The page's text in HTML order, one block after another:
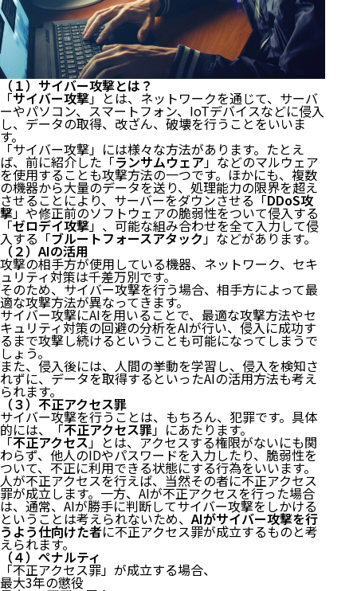
（１）サイバー攻撃とは？
「サイバー攻撃」とは、ネットワークを通じて、サーバ
ーやパソコン、スマートフォン、IoTデバイスなどに侵入
し、データの取得、改ざん、破壊を行うことをいいま
す。
「サイバー攻撃」には様々な方法があります。たとえ
ば、前に紹介した「ランサムウェア」などのマルウェア
を使用することも攻撃方法の一つです。ほかにも、複数
の機器から大量のデータを送り、処理能力の限界を超え
させることにより、サーバーをダウンさせる「DDoS攻
撃」や修正前のソフトウェアの脆弱性をついて侵入する
「ゼロデイ攻撃」、可能な組み合わせを全て入力して侵
入する「ブルートフォースアタック」などがあります。
（２）AIの活用
攻撃の相手方が使用している機器、ネットワーク、セキ
ュリティ対策は千差万別です。
そのため、サイバー攻撃を行う場合、相手方によって最
適な攻撃方法が異なってきます。
サイバー攻撃にAIを用いることで、最適な攻撃方法やセ
キュリティ対策の回避の分析をAIが行い、侵入に成功す
るまで攻撃し続けるということも可能になってしまうで
しょう。
また、侵入後には、人間の挙動を学習し、侵入を検知さ
れずに、データを取得するといったAIの活用方法も考え
られます。
（３）不正アクセス罪
サイバー攻撃を行うことは、もちろん、犯罪です。具体
的には、「不正アクセス罪」にあたります。
「不正アクセス」とは、アクセスする権限がないにも関
わらず、他人のIDやパスワードを入力したり、脆弱性を
ついて、不正に利用できる状態にする行為をいいます。
人が不正アクセスを行えば、当然その者に不正アクセス
罪が成立します。一方、AIが不正アクセスを行った場合
は、通常、AIが勝手に判断してサイバー攻撃をしかける
ということは考えられないため、AIがサイバー攻撃を行
うよう仕向けた者に不正アクセス罪が成立するものと考
えられます。
（４）ペナルティ
「不正アクセス罪」が成立する場合、
最大3年の懲役